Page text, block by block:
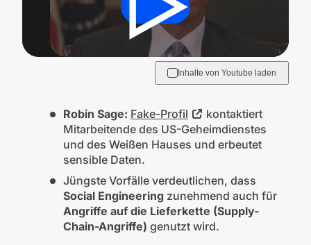
Akzeptieren
Inhalte von Youtube laden
Robin Sage: Fake-Profil
kontaktiert
Mitarbeitende des US-Geheimdienstes
und des Weißen Hauses und erbeutet
sensible Daten.
Jüngste Vorfälle verdeutlichen, dass
Social Engineering zunehmend auch für
Angriffe auf die Lieferkette (Supply-
Chain-Angriffe) genutzt wird.